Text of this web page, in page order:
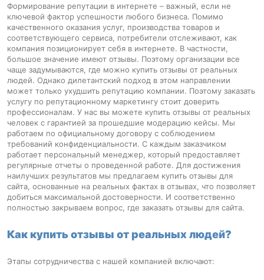
Формирование репутации в интернете – важный, если не
ключевой фактор успешности любого бизнеса. Помимо
качественного оказания услуг, производства товаров и
соответствующего сервиса, потребители отслеживают, как
компания позиционирует себя в интернете. В частности,
большое значение имеют отзывы. Поэтому организации все
чаще задумываются, где можно купить отзывы от реальных
людей. Однако дилетантский подход в этом направлении
может только ухудшить репутацию компании. Поэтому заказать
услугу по репутационному маркетингу стоит доверить
профессионалам. У нас вы можете купить отзывы от реальных
человек с гарантией за прошедшие модерацию кейсы. Мы
работаем по официальному договору с соблюдением
требований конфиденциальности. С каждым заказчиком
работает персональный менеджер, который предоставляет
регулярные отчеты о проведенной работе. Для достижения
наилучших результатов мы предлагаем купить отзывы для
сайта, основанные на реальных фактах в отзывах, что позволяет
добиться максимальной достоверности. И соответственно
полностью закрываем вопрос, где заказать отзывы для сайта.
Как купить отзывы от реальных людей?
Этапы сотрудничества с нашей компанией включают: